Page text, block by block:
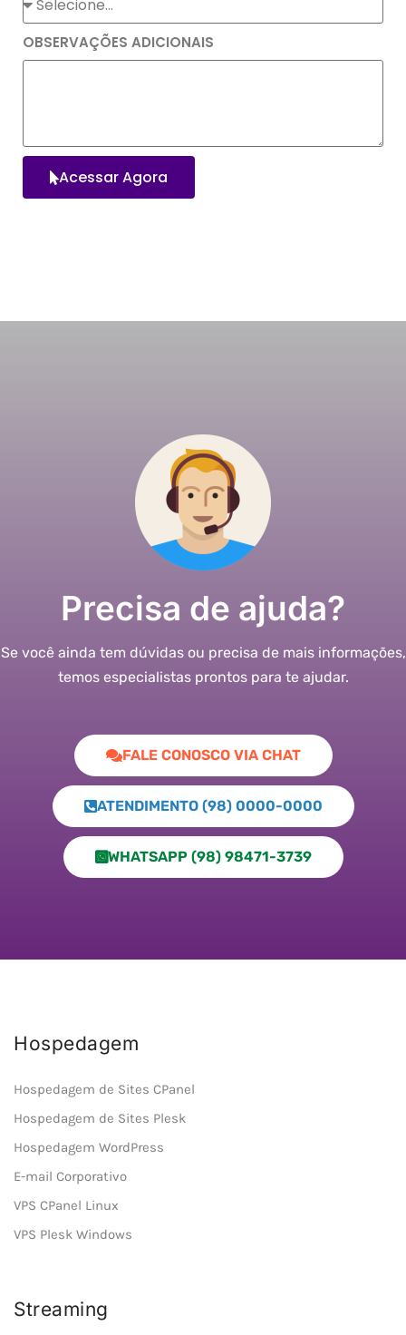
OBSERVAÇÕES ADICIONAIS
Acessar Agora
Precisa de ajuda?
Se você ainda tem dúvidas ou precisa de mais informações,
temos especialistas prontos para te ajudar.
FALE CONOSCO VIA CHAT
ATENDIMENTO (98) 0000-0000
WHATSAPP (98) 98471-3739
Hospedagem
Hospedagem de Sites CPanel
Hospedagem de Sites Plesk
Hospedagem WordPress
E-mail Corporativo
VPS CPanel Linux
VPS Plesk Windows
Streaming